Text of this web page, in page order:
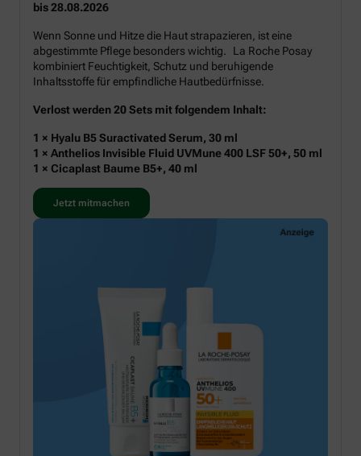
bis 28.08.2026
Wenn Sonne und Hitze die Haut strapazieren, ist eine
abgestimmte Pflege besonders wichtig. La Roche Posay
kombiniert Feuchtigkeit, Schutz und beruhigende
Inhaltsstoffe für empfindliche Hautbedürfnisse.
Verlost werden 20 Sets mit folgendem Inhalt:
1 × Hyalu B5 Suractivated Serum, 30 ml
1 × Anthelios Invisible Fluid UVMune 400 LSF 50+, 50 ml
1 × Cicaplast Baume B5+, 40 ml
Jetzt mitmachen